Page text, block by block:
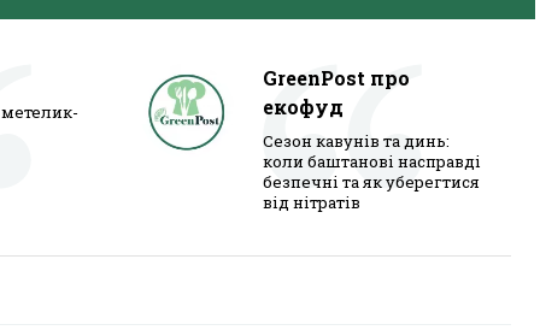
GreenPost про
екофуд
Сезон кавунів та динь:
коли баштанові насправді
безпечні та як уберегтися
від нітратів